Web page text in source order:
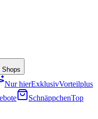
Shops
Nur hierExklusivVorteilplus
SchnäppchenTop